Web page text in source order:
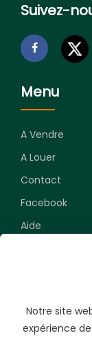
Suivez-
Menu
A Vendre
A Louer
Contact
Facebook
Aide
Souscrivez
Notre site
expérience